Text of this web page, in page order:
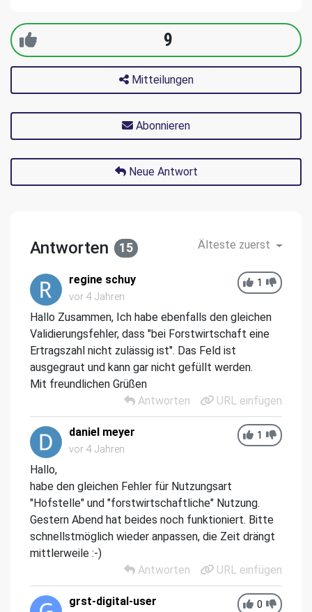
9
Mitteilungen
Abonnieren
Neue Antwort
Antworten 15 Älteste zuerst
1
regine schuy
vor 4 Jahren
Hallo Zusammen, Ich habe ebenfalls den gleichen
Validierungsfehler, dass "bei Forstwirtschaft eine
Ertragszahl nicht zulässig ist". Das Feld ist
ausgegraut und kann gar nicht gefüllt werden.
Mit freundlichen Grüßen
Antworten
URL einfügen
1
daniel meyer
vor 4 Jahren
Hallo,
habe den gleichen Fehler für Nutzungsart
"Hofstelle" und "forstwirtschaftliche" Nutzung.
Gestern Abend hat beides noch funktioniert. Bitte
schnellstmöglich wieder anpassen, die Zeit drängt
mittlerweile :-)
Antworten
URL einfügen
0
grst-digital-user